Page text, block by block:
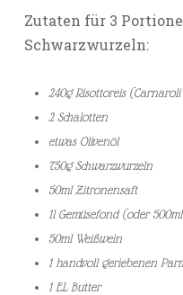
Zutaten für 3
Schwarzwurzeln:
240g Risottoreis
2 Schalotten
etwas Olivenöl
750g Schwarzwurzeln
50ml Zitronensaft
1l Gemüsefond (oder
50ml Weißwein
1 handvoll geriebenen
1 EL Butter